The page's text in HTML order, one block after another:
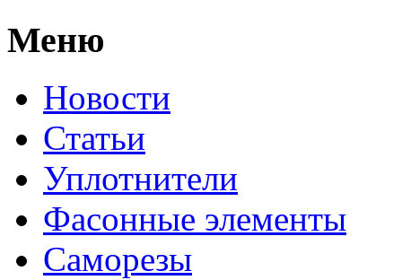
Меню
Новости
Статьи
Уплотнители
Фасонные элементы
Саморезы